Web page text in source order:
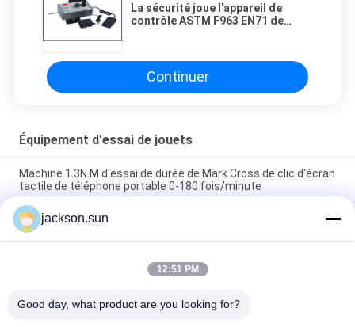
La sécurité joue l'appareil de
contrôle ASTM F963 EN71 de
Continuer
Équipement d'essai de jouets
Machine 1.3N.M d'essai de durée de Mark Cross de clic d'écran
tactile de téléphone portable 0-180 fois/minute
OIN 8124-4 6,3 barrières de jouets et machine d'essai
dynamique de force de balustrades
EST 9873-4 OIN 8124-4 6.1.2 oscillations et appareil de
contrôle Appareil de contrôle-horizontal de poussée de
jackson.sun
12:51 PM
Good day, what product are you looking for?